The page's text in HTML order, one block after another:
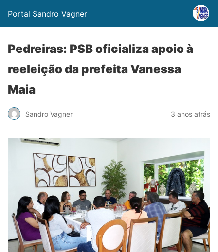
Portal Sandro Vagner
Pedreiras: PSB oficializa apoio à
reeleição da prefeita Vanessa
Maia
Sandro Vagner 3 anos atrás